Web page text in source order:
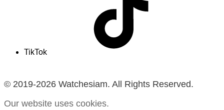
TikTok
© 2019-2026 Watchesiam. All Rights Reserved.
Our website uses cookies.